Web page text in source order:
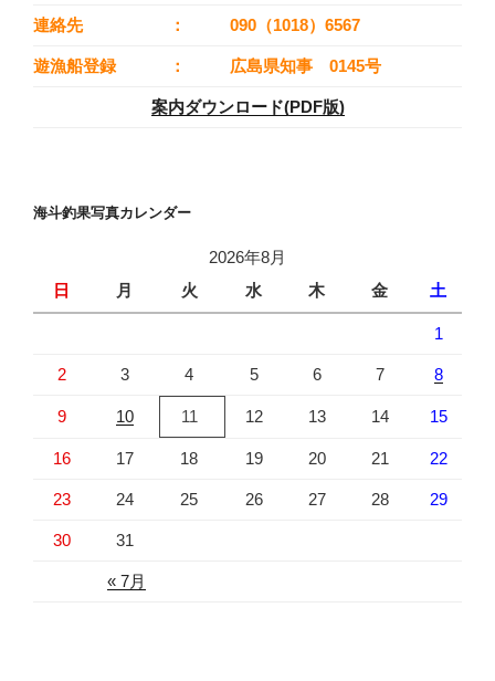
連絡先 ： 090（1018）6567
遊漁船登録 ： 広島県知事 0145号
案内ダウンロード(PDF版)
海斗釣果写真カレンダー
2026年8月
日
月 火 水 木 金 土
« 7月
1
2 3 4 5 6 7 8
9 10 11 12 13 14 15
16 17 18 19 20 21 22
23 24 25 26 27 28 29
30 31